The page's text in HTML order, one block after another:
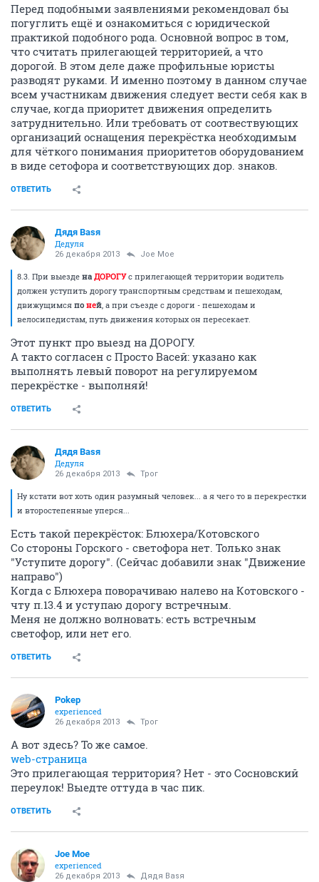
Перед подобными заявлениями рекомендовал бы
погуглить ещё и ознакомиться с юридической
практикой подобного рода. Основной вопрос в том,
что считать прилегающей территорией, а что
дорогой. В этом деле даже профильные юристы
разводят руками. И именно поэтому в данном случае
всем участникам движения следует вести себя как в
случае, когда приоритет движения определить
затруднительно. Или требовать от соотвествующих
организаций оснащения перекрёстка необходимым
для чёткого понимания приоритетов оборудованием
в виде сетофора и соответствующих дор. знаков.
ОТВЕТИТЬ
Дядя Ваsя
Дедуля
26 декабря 2013 Joe Moe
8.3. При выезде на ДОРОГУс прилегающей территории водитель
должен уступить дорогу транспортным средствам и пешеходам,
движущимся по ней , а при съезде с дороги - пешеходам и
велосипедистам, путь движения которых он пересекает.
Этот пункт про выезд на ДОРОГУ.
А такто согласен с Просто Васей: указано как
выполнять левый поворот на регулируемом
перекрёстке - выполняй!
ОТВЕТИТЬ
Дядя Ваsя
Дедуля
26 декабря 2013 Трог
Ну кстати вот хоть один разумный человек... а я чего то в перекрестки
и второстепенные уперся...
Есть такой перекрёсток: Блюхера/Котовского
Со стороны Горского - светофора нет. Только знак
"Уступите дорогу". (Сейчас добавили знак "Движение
направо")
Когда с Блюхера поворачиваю налево на Котовского -
чту п.13.4 и уступаю дорогу встречным.
Меня не должно волновать: есть встречным
светофор, или нет его.
ОТВЕТИТЬ
Pоkep
experienced
26 декабря 2013 Трог
А вот здесь? То же самое.
web-страница
Это прилегающая территория? Нет - это Сосновский
переулок! Выедте оттуда в час пик.
ОТВЕТИТЬ
Joe Moe
experienced
26 декабря 2013 Дядя Ваsя